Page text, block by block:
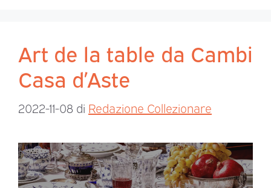
Art de la table da Cambi
Casa d’Aste
2022-11-08 di Redazione Collezionare